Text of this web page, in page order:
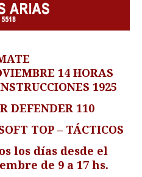
14 HORAS
1925
DEFENDER 110
TOP – TÁCTICOS
los días desde el
de 9 a 17 hs.